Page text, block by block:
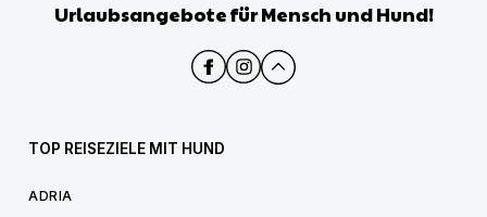
Urlaubsangebote für Mensch und Hund!
TOP REISEZIELE MIT HUND
ADRIA